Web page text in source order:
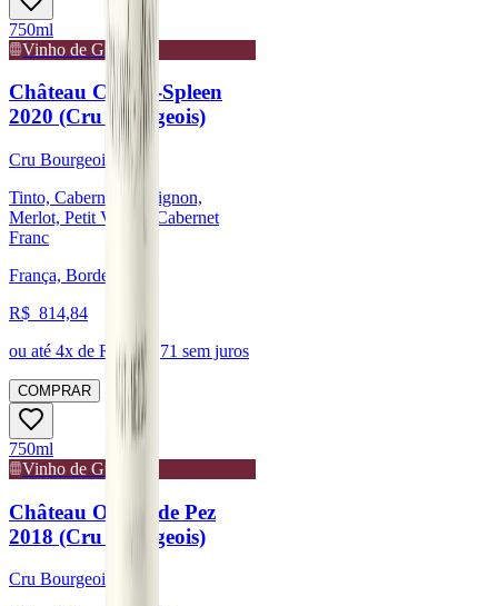
750ml
Vinho de Guarda
Château Chasse-Spleen
2020 (Cru Bourgeois)
Cru Bourgeois
Tinto, Cabernet Sauvignon,
Merlot, Petit Verdot, Cabernet
Franc
França, Bordeaux
R$ 814,84
ou até 4x de R$ 203,71 sem juros
COMPRAR
750ml
Vinho de Guarda
Château Ormes de Pez
2018 (Cru Bourgeois)
Cru Bourgeois